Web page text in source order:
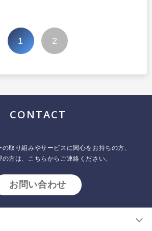
1 2
CONTACT
取り組みやサービスに関心をお持ちの方、
方は、こちらからご連絡ください。
お問い合わせ